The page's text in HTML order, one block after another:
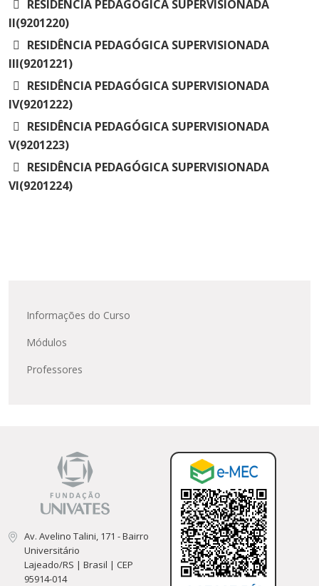
RESIDÊNCIA PEDAGÓGICA SUPERVISIONADA
II(9201220)
RESIDÊNCIA PEDAGÓGICA SUPERVISIONADA
III(9201221)
RESIDÊNCIA PEDAGÓGICA SUPERVISIONADA
IV(9201222)
RESIDÊNCIA PEDAGÓGICA SUPERVISIONADA
V(9201223)
RESIDÊNCIA PEDAGÓGICA SUPERVISIONADA
VI(9201224)
Informações do Curso
Módulos
Professores
Av. Avelino Talini, 171 - Bairro
Universitário
Lajeado/RS | Brasil | CEP
95914-014